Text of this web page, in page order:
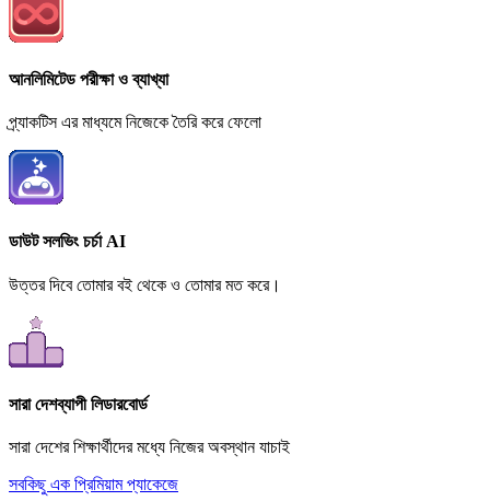
আনলিমিটেড পরীক্ষা ও ব্যাখ্যা
প্র্যাকটিস এর মাধ্যমে নিজেকে তৈরি করে ফেলো
ডাউট সলভিং চর্চা AI
উত্তর দিবে তোমার বই থেকে ও তোমার মত করে।
সারা দেশব্যাপী লিডারবোর্ড
সারা দেশের শিক্ষার্থীদের মধ্যে নিজের অবস্থান যাচাই
সবকিছু এক প্রিমিয়াম প্যাকেজে